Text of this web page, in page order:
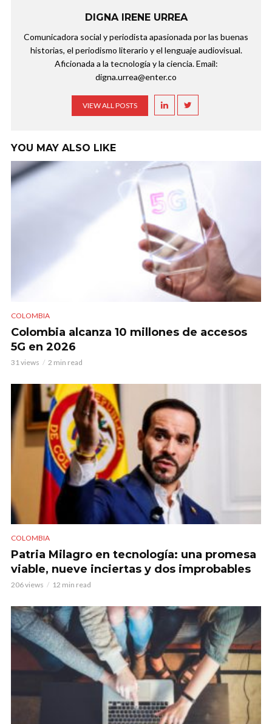
DIGNA IRENE URREA
Comunicadora social y periodista apasionada por las buenas
historias, el periodismo literario y el lenguaje audiovisual.
Aficionada a la tecnología y la ciencia. Email:
digna.urrea@enter.co
VIEW ALL POSTS
YOU MAY ALSO LIKE
COLOMBIA
Colombia alcanza 10 millones de accesos
5G en 2026
31 views 2 min read
COLOMBIA
Patria Milagro en tecnología: una promesa
viable, nueve inciertas y dos improbables
206 views 12 min read